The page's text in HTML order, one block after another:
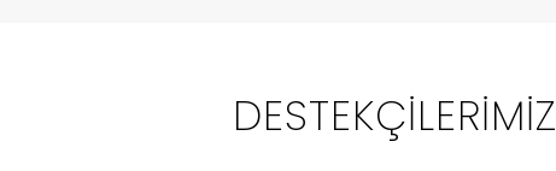
DESTEKÇILERIMIZ